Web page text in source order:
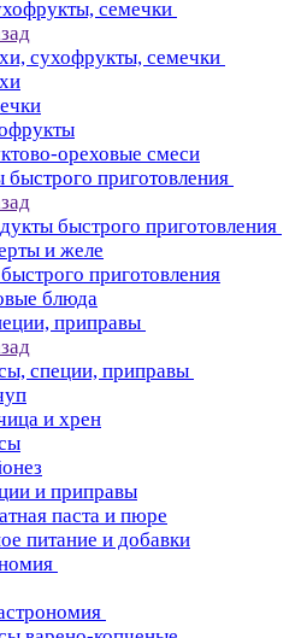
семечки
сухофрукты, семечки
ореховые смеси
приготовления
быстрого приготовления
и желе
приготовления
блюда
приправы
специи, приправы
и хрен
и приправы
паста и пюре
питание и добавки